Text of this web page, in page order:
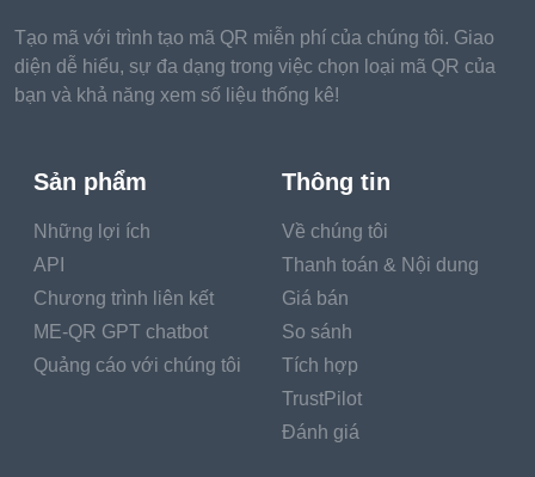
Tạo mã với trình tạo mã QR miễn phí của chúng tôi. Giao
diện dễ hiểu, sự đa dạng trong việc chọn loại mã QR của
bạn và khả năng xem số liệu thống kê!
Sản phẩm
Những lợi ích
API
Chương trình liên kết
ME-QR GPT chatbot
Quảng cáo với chúng tôi
Thông tin
Về chúng tôi
Thanh toán & Nội dung
Giá bán
So sánh
Tích hợp
TrustPilot
Đánh giá